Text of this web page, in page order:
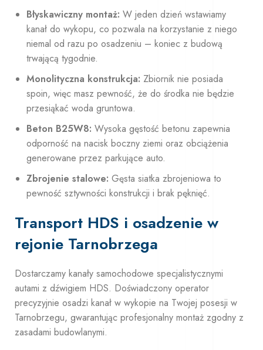
Błyskawiczny montaż: W jeden dzień wstawiamy
kanał do wykopu, co pozwala na korzystanie z niego
niemal od razu po osadzeniu – koniec z budową
trwającą tygodnie.
Monolityczna konstrukcja: Zbiornik nie posiada
spoin, więc masz pewność, że do środka nie będzie
przesiąkać woda gruntowa.
Beton B25W8: Wysoka gęstość betonu zapewnia
odporność na nacisk boczny ziemi oraz obciążenia
generowane przez parkujące auto.
Zbrojenie stalowe: Gęsta siatka zbrojeniowa to
pewność sztywności konstrukcji i brak pęknięć.
Transport HDS i osadzenie w
rejonie Tarnobrzega
Dostarczamy kanały samochodowe specjalistycznymi
autami z dźwigiem HDS. Doświadczony operator
precyzyjnie osadzi kanał w wykopie na Twojej posesji w
Tarnobrzegu, gwarantując profesjonalny montaż zgodny z
zasadami budowlanymi.